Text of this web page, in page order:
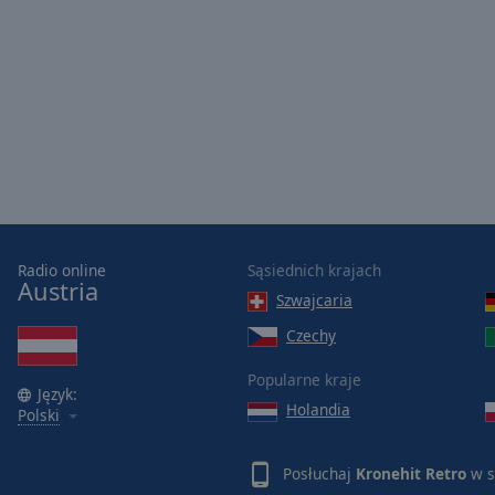
dialog
window.
Escape
cancel
and
Radio online
Austria
Język:
Polski
Sąsiednich krajach
Szwajcaria
Czechy
Popularne kraje
Holandia
Posłuchaj Kronehit Retro w